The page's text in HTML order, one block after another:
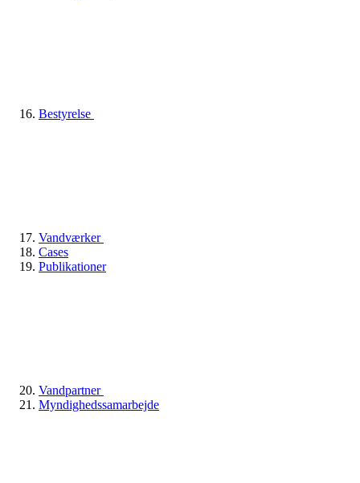
Bestyrelse
Vandværker
Cases
Publikationer
Vandpartner
Myndighedssamarbejde